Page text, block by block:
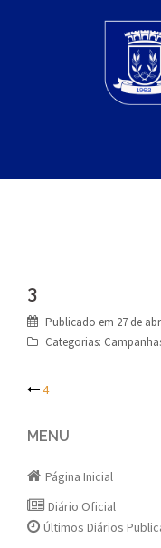
3
Publicado em 27 de
Categorias:
Post
4
MENU
Página Inicial
Diário Oficial
Últimos Diários